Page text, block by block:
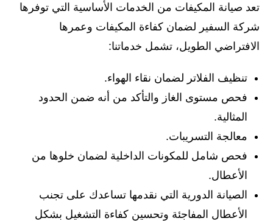
تعد صيانة المكيفات من الخدمات الأساسية التي توفرها
شركة السفير لضمان كفاءة المكيفات وعمرها
الافتراضي الطويل، تشمل خدماتنا:
تنظيف الفلاتر لضمان نقاء الهواء.
فحص مستوى الغاز والتأكد من أنه ضمن الحدود
المثالية.
معالجة التسريبات.
فحص شامل للمكونات الداخلية لضمان خلوها من
الأعطال.
الصيانة الدورية التي نقدمها تساعدك على تجنب
الأعطال المفاجئة وتحسين كفاءة التشغيل بشكل